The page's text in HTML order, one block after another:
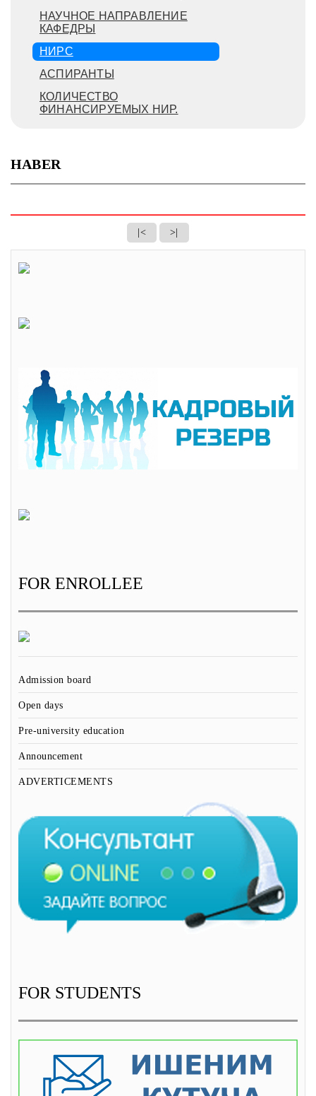
НАУЧНОЕ НАПРАВЛЕНИЕ
КАФЕДРЫ
НИРС
АСПИРАНТЫ
КОЛИЧЕСТВО
ФИНАНСИРУЕМЫХ НИР.
HABER
|< >|
FOR ENROLLEE
Admission board
Open days
Pre-university education
Announcement
ADVERTICEMENTS
FOR STUDENTS